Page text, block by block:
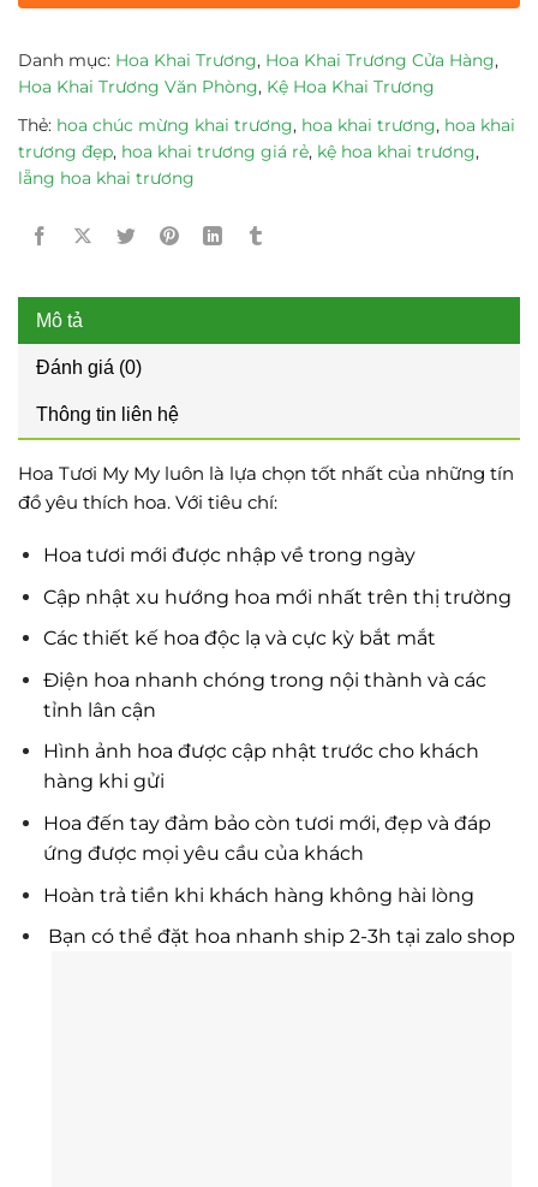
Danh mục: Hoa Khai Trương, Hoa Khai Trương Cửa Hàng,
Hoa Khai Trương Văn Phòng, Kệ Hoa Khai Trương
Thẻ: hoa chúc mừng khai trương, hoa khai trương, hoa khai
trương đẹp, hoa khai trương giá rẻ, kệ hoa khai trương,
lẵng hoa khai trương
Mô tả
Đánh giá (0)
Thông tin liên hệ
Hoa Tươi My My luôn là lựa chọn tốt nhất của những tín
đồ yêu thích hoa. Với tiêu chí:
Hoa tươi mới được nhập về trong ngày
Cập nhật xu hướng hoa mới nhất trên thị trường
Các thiết kế hoa độc lạ và cực kỳ bắt mắt
Điện hoa nhanh chóng trong nội thành và các
tỉnh lân cận
Hình ảnh hoa được cập nhật trước cho khách
hàng khi gửi
Hoa đến tay đảm bảo còn tươi mới, đẹp và đáp
ứng được mọi yêu cầu của khách
Hoàn trả tiền khi khách hàng không hài lòng
Bạn có thể đặt hoa nhanh ship 2-3h tại zalo shop